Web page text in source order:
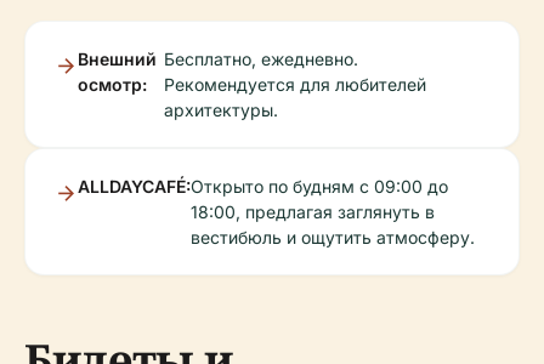
Внешний
осмотр:
Бесплатно, ежедневно.
Рекомендуется для любителей
архитектуры.
ALLDAYCAFÉ:Открыто по будням с 09:00 до
18:00, предлагая заглянуть в
вестибюль и ощутить атмосферу.